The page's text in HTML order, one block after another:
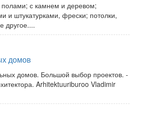
с камнем и деревом;
и штукатурками, фрески; потолки,
другое....
домов
домов. Большой выбор проектов. -
Arhitektuuriburoo Vladimir